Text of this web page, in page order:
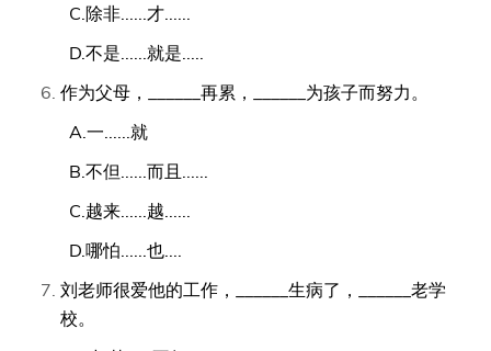
C.除非......才......
D.不是......就是.....
作为父母，______再累，______为孩子而努力。
A.一......就
B.不但......而且......
C.越来......越......
D.哪怕......也....
刘老师很爱他的工作，______生病了，______老学
校。